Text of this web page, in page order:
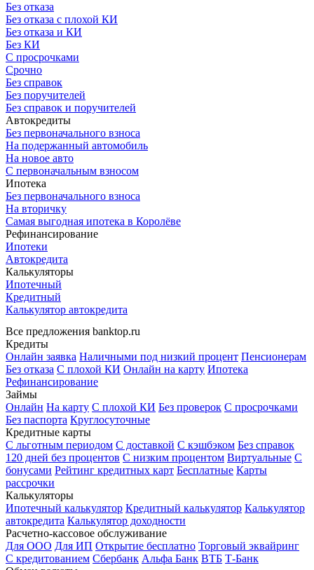
Без отказа
Без отказа с плохой КИ
Без отказа и КИ
Без КИ
С просрочками
Срочно
Без справок
Без поручителей
Без справок и поручителей
Автокредиты
Без первоначального взноса
На подержанный автомобиль
На новое авто
С первоначальным взносом
Ипотека
Без первоначального взноса
На вторичку
Самая выгодная ипотека в Королёве
Рефинансирование
Ипотеки
Автокредита
Калькуляторы
Ипотечный
Кредитный
Калькулятор автокредита
Все предложения banktop.ru
Кредиты
Онлайн заявка Наличными под низкий процент Пенсионерам
Без отказа С плохой КИ Онлайн на карту Ипотека
Рефинансирование
Займы
Онлайн На карту С плохой КИ Без проверок С просрочками
Без паспорта Круглосуточные
Кредитные карты
С льготным периодом С доставкой С кэшбэком Без справок
120 дней без процентов С низким процентом Виртуальные С
бонусами Рейтинг кредитных карт Бесплатные Карты
рассрочки
Калькуляторы
Ипотечный калькулятор Кредитный калькулятор Калькулятор
автокредита Калькулятор доходности
Расчетно-кассовое обслуживание
Для ООО Для ИП Открытие бесплатно Торговый эквайринг
С кредитованием Сбербанк Альфа Банк ВТБ Т-Банк